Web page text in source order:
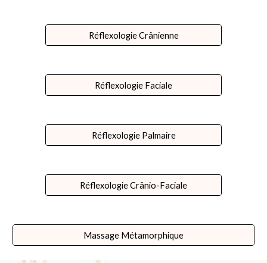
Réflexologie Crânienne
Réflexologie Faciale
Réflexologie Palmaire
Réflexologie Crânio-Faciale
Massage Métamorphique